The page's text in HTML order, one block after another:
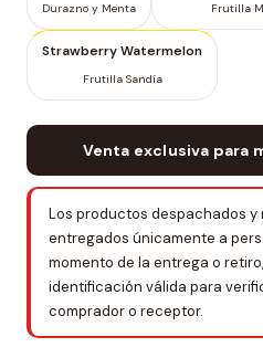
Durazno y Menta Frutilla
Strawberry Watermelon
Frutilla Sandía
Venta exclusiva para
Los productos despachados
entregados únicamente a
momento de la entrega o
identificación válida para
comprador o receptor.